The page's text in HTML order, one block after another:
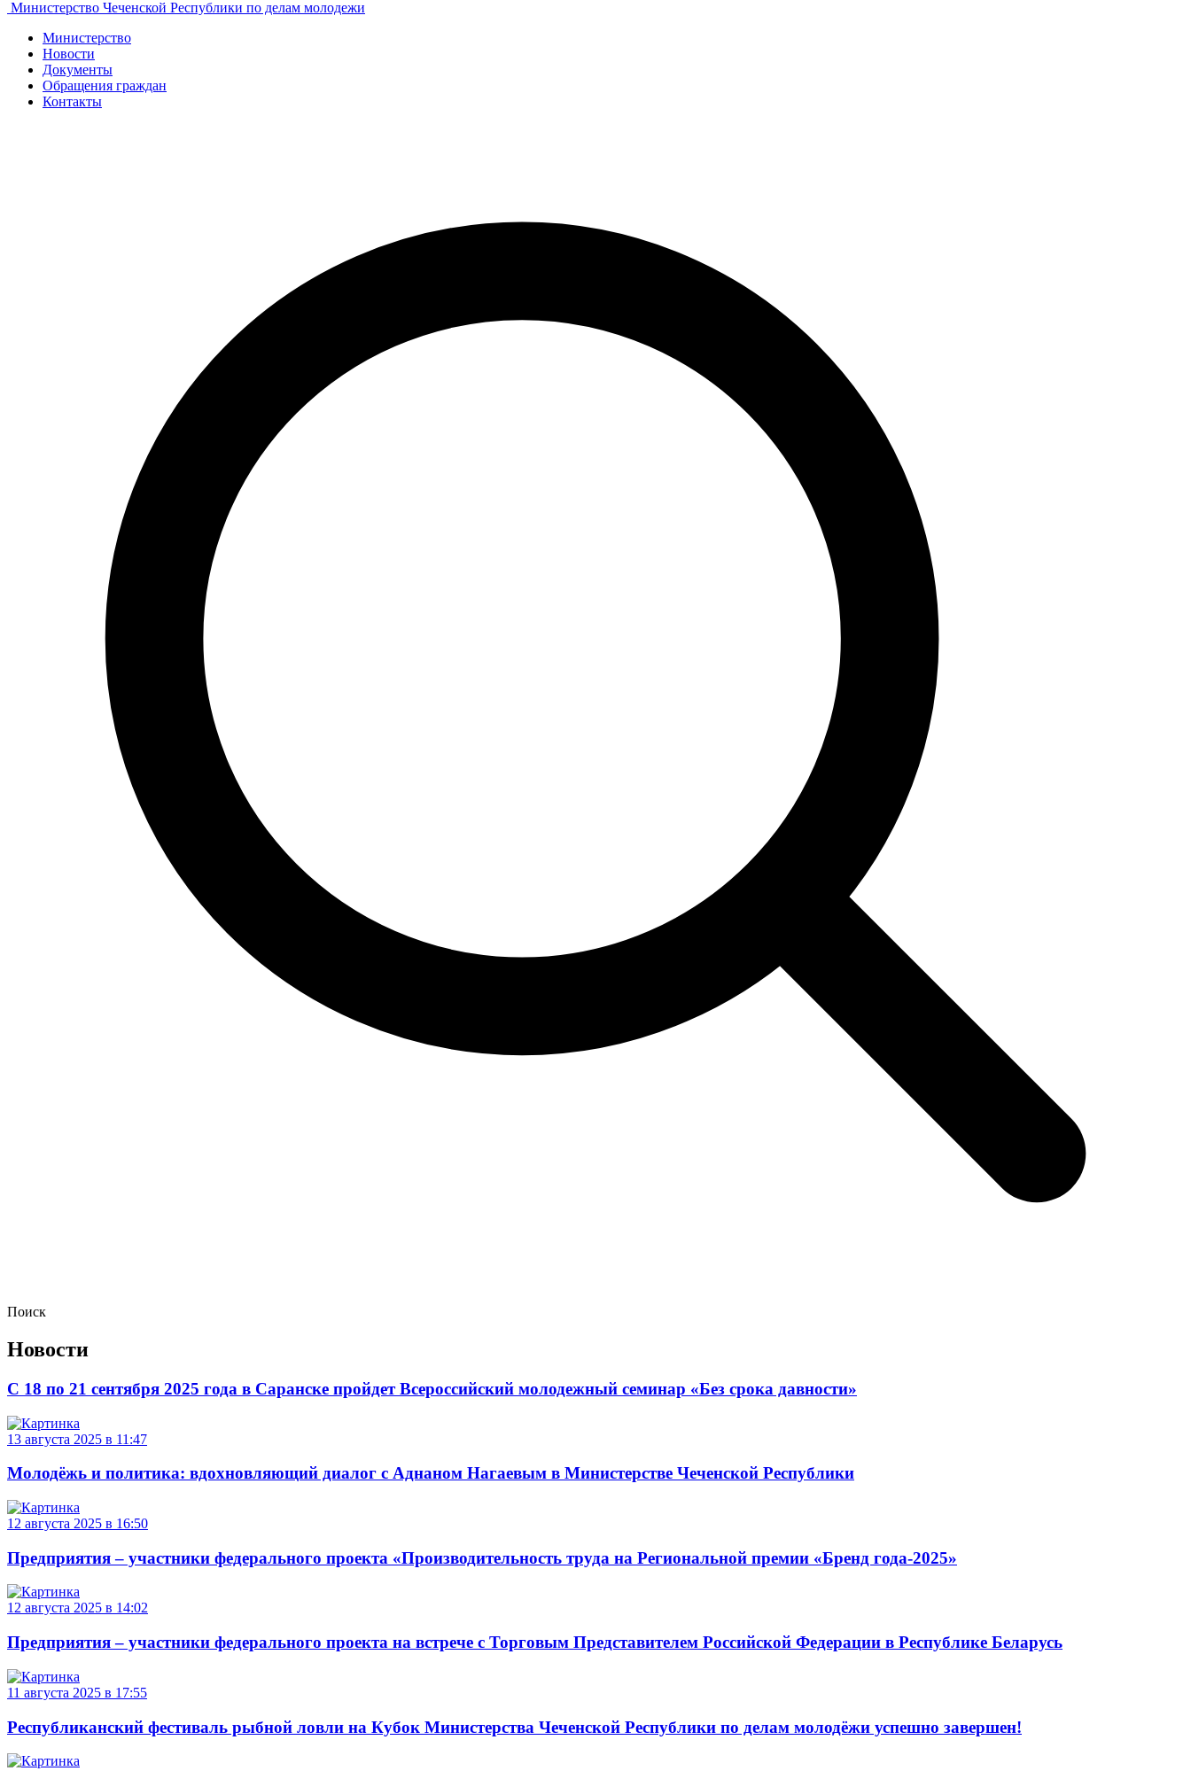
Министерство Чеченской Республики по делам молодежи
Министерство
Новости
Документы
Обращения граждан
Контакты
Поиск
Новости
С 18 по 21 сентября 2025 года в Саранске пройдет Всероссийский молодежный семинар «Без срока давности»
13 августа 2025 в 11:47
Молодёжь и политика: вдохновляющий диалог с Аднаном Нагаевым в Министерстве Чеченской Республики
12 августа 2025 в 16:50
Предприятия – участники федерального проекта «Производительность труда на Региональной премии «Бренд года-2025»
12 августа 2025 в 14:02
Предприятия – участники федерального проекта на встрече с Торговым Представителем Российской Федерации в Республике Беларусь
11 августа 2025 в 17:55
Республиканский фестиваль рыбной ловли на Кубок Министерства Чеченской Республики по делам молодёжи успешно завершен!